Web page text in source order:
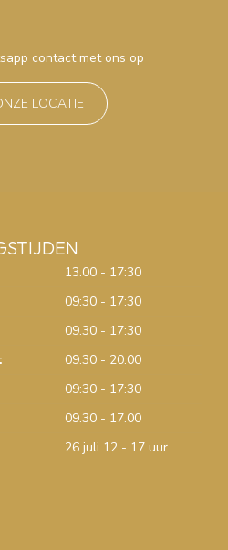
contact met ons op
LOCATIE
13.00 - 17:30
09:30 - 17:30
09.30 - 17:30
09:30 - 20:00
09:30 - 17:30
09.30 - 17.00
26 juli 12 - 17 uur